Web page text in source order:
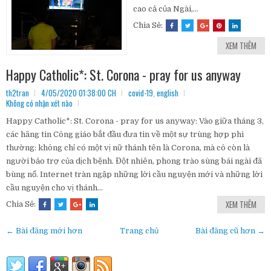
cao cả của Ngài,...
Chia Sẻ:
XEM THÊM
Happy Catholic*: St. Corona - pray for us anyway
th2tran 4/05/2020 01:38:00 CH covid-19, english
Không có nhận xét nào
Happy Catholic*: St. Corona - pray for us anyway: Vào giữa tháng 3,
các hãng tin Công giáo bắt đầu đưa tin về một sự trùng hợp phi
thường: không chỉ có một vị nữ thánh tên là Corona, mà cô còn là
người bảo trợ của dịch bệnh. Đột nhiên, phong trào sùng bái ngài đã
bùng nổ. Internet tràn ngập những lời cầu nguyện mới và những lời
cầu nguyện cho vị thánh...
Chia Sẻ:
XEM THÊM
← Bài đăng mới hơn Bài đăng cũ hơn →
Trang chủ